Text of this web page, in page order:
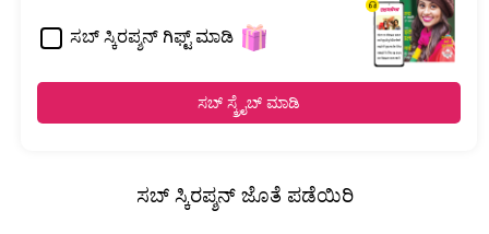
ಸಬ್ ಸ್ಕಿರಪ್ಶನ್ ಗಿಫ್ಟ್ ಮಾಡಿ
ಸಬ್ ಸ್ಕ್ರೈಬ್ ಮಾಡಿ
ಸಬ್ ಸ್ಕಿರಪ್ಶನ್ ಜೊತೆ ಪಡೆಯಿರಿ